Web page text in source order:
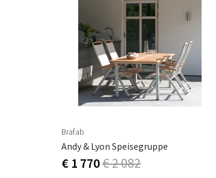
Brafab
Andy & Lyon Speisegruppe
€ 1 770€ 2 082